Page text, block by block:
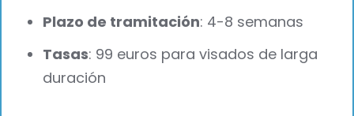
Plazo de tramitación: 4-8 semanas
Tasas: 99 euros para visados de larga
duración